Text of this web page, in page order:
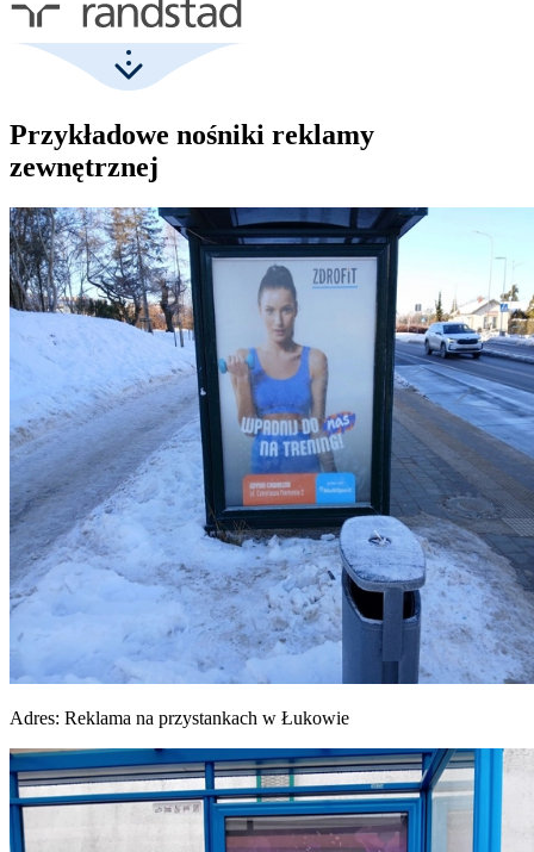
Przykładowe nośniki reklamy
zewnętrznej
Adres: Reklama na przystankach w Łukowie